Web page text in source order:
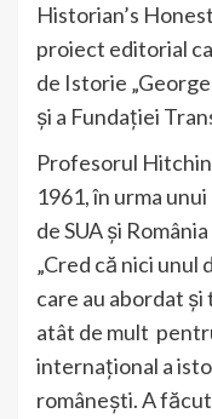
Historian’s
proiect editorial
de Istorie
și a Fundației
Profesorul
1961, în urma
de SUA și
„Cred că nici
care au abordat
atât de mult
internațional a
românești. A